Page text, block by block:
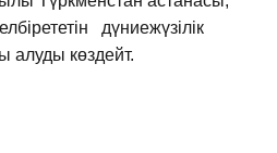
дүниежүзілік
алуды көздейт.